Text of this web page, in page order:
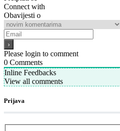
Connect with
Obavijesti o
Please login to comment
0 Comments
Inline Feedbacks
View all comments
Prijava